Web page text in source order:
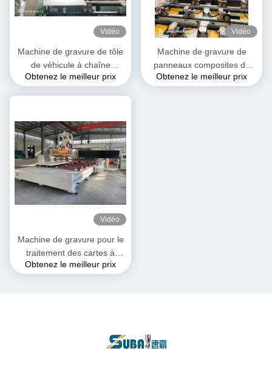
Vidéo
Machine de gravure de tôle
de véhicule à chaîne
froide/véhicule réfrigéré à
Obtenez le meilleur prix
Vidéo
Machine de gravure de
panneaux composites de
cabines de camions
Obtenez le meilleur prix
Vidéo
Machine de gravure pour le
traitement des cartes à
extrusion de mousse de
Obtenez le meilleur prix